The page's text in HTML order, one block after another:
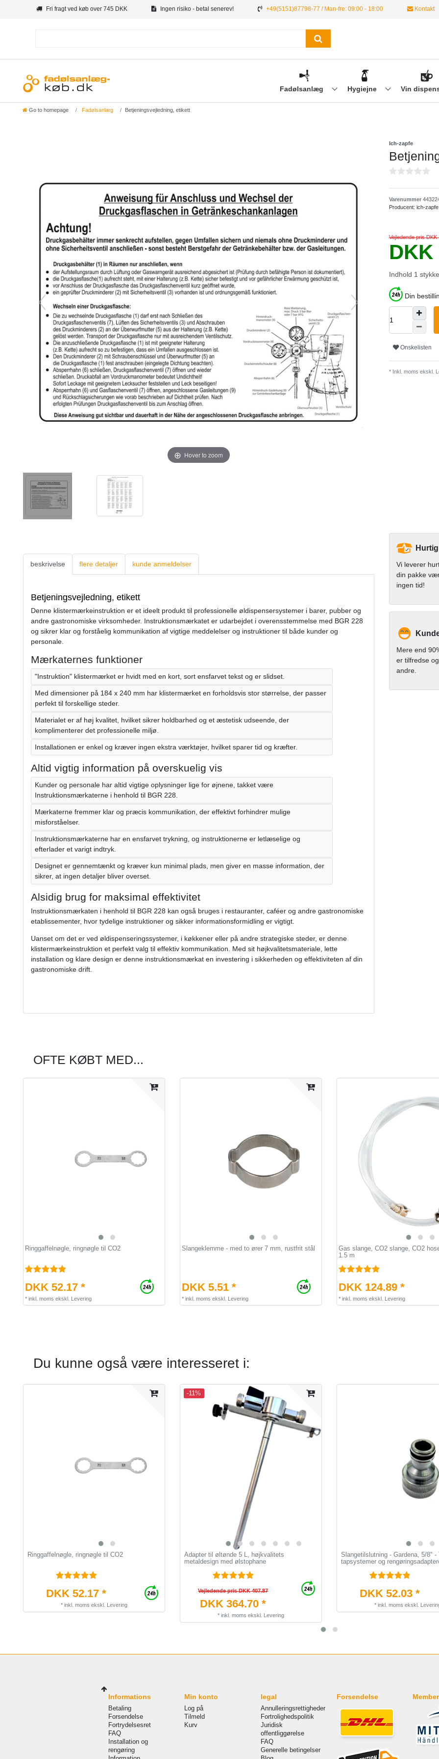
Fri fragt ved køb over 745 DKK Ingen risiko - betal senerev! +49(5151)87798-77 / Man-fre: 09:00 - 18:00 Kontakt
Fadølsanlæg Hygiejne Vin
Go to homepage Fadølsanlæg Betjeningsvejledning, etikett
Hover to zoom
Ich-zapfe
Varenummer
Producent: ich-zapfe
Vejledende pris DKK
DKK
Indhold 1 stykke
Din
Onskelisten
* Inkl. moms ekskl.
beskrivelse flere detaljer kunde anmeldelser
Betjeningsvejledning, etikett
Denne klistermærkeinstruktion er et ideelt produkt til professionelle øldispensersystemer i barer, pubber og
andre gastronomiske virksomheder. Instruktionsmærkatet er udarbejdet i overensstemmelse med BGR 228
og sikrer klar og forståelig kommunikation af vigtige meddelelser og instruktioner til både kunder og
personale.
Mærkaternes funktioner
"Instruktion" klistermærket er hvidt med en kort, sort ensfarvet tekst og er slidset.
Med dimensioner på 184 x 240 mm har klistermærket en forholdsvis stor størrelse, der passer
perfekt til forskellige steder.
Materialet er af høj kvalitet, hvilket sikrer holdbarhed og et æstetisk udseende, der
komplimenterer det professionelle miljø.
Installationen er enkel og kræver ingen ekstra værktøjer, hvilket sparer tid og kræfter.
Altid vigtig information på overskuelig vis
Kunder og personale har altid vigtige oplysninger lige for øjnene, takket være
Instruktionsmærkaterne i henhold til BGR 228.
Mærkaterne fremmer klar og præcis kommunikation, der effektivt forhindrer mulige
misforståelser.
Instruktionsmærkaterne har en ensfarvet trykning, og instruktionerne er letlæselige og
efterlader et varigt indtryk.
Designet er gennemtænkt og kræver kun minimal plads, men giver en masse information, der
sikrer, at ingen detaljer bliver overset.
Alsidig brug for maksimal effektivitet
Instruktionsmærkaten i henhold til BGR 228 kan også bruges i restauranter, caféer og andre gastronomiske
etablissementer, hvor tydelige instruktioner og sikker informationsformidling er vigtigt.
Uanset om det er ved øldispenseringssystemer, i køkkener eller på andre strategiske steder, er denne
klistermærkeinstruktion et perfekt valg til effektiv kommunikation. Med sit højkvalitetsmateriale, lette
installation og klare design er denne instruktionsmærkat en investering i sikkerheden og effektiviteten af din
gastronomiske drift.
Vi leverer
din pakke
ingen tid!
Mere end
er tilfredse
andre.
OFTE KØBT MED...
Ringgaffelnøgle, ringnøgle til CO2
DKK 52.17 *
* inkl. moms ekskl. Levering
Slangeklemme - med to ører 7 mm, rustfrit stål
DKK 5.51 *
* inkl. moms ekskl. Levering
Gas slange, CO2 slange, CO2
1.5 m
DKK 124.89 *
* inkl. moms ekskl. Levering
Du kunne også være interesseret i:
Ringgaffelnøgle, ringnøgle til CO2
DKK 52.17 *
* inkl. moms ekskl. Levering
-11%
Adapter til øltønde 5 L, højkvalitets
metaldesign med ølstophane
Vejledende pris DKK 407.87
DKK 364.70 *
* inkl. moms ekskl. Levering
Slangetilslutning - Gardena, 5/8" -
tapsystemer og
DKK 52.03 *
* inkl. moms ekskl.
Informations
Betaling
Forsendelse
Fortrydelsesret
FAQ
Installation og
rengøring
Min konto
Log på
Tilmeld
Kurv
legal
Annulleringsrettigheder
Fortrolighedspolitik
Juridisk
offentliggørelse
FAQ
Generelle betingelser
Forsendelse